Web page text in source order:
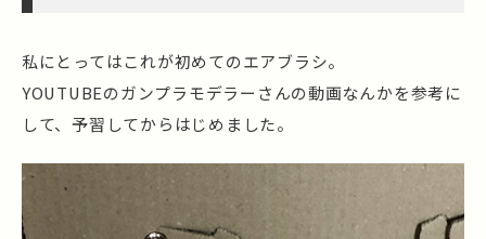
私にとってはこれが初めてのエアブラシ。
YOUTUBEのガンプラモデラーさんの動画なんかを参考に
して、予習してからはじめました。